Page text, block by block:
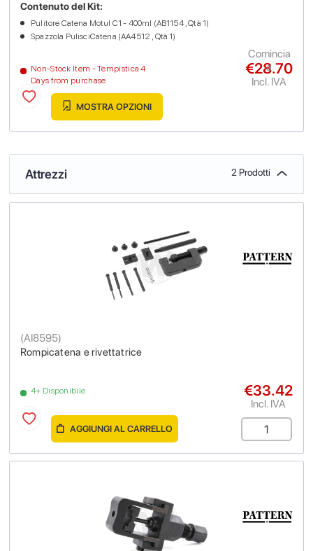
Non-Stock Item - Tempistica 4
Days from purchase
Contenuto del Kit:
Pulitore Catena Motul C1 - 400ml (AB1154 , Qtà 1)
Spazzola PulisciCatena (AA4512 , Qtà 1)
€28.70
Incl. IVA
Comincia
a
MOSTRA OPZIONI
Attrezzi 2 Prodotti
Rompicatena e rivettatrice
(AI8595)
4+ Disponibile €33.42
Incl. IVA
AGGIUNGI AL CARRELLO